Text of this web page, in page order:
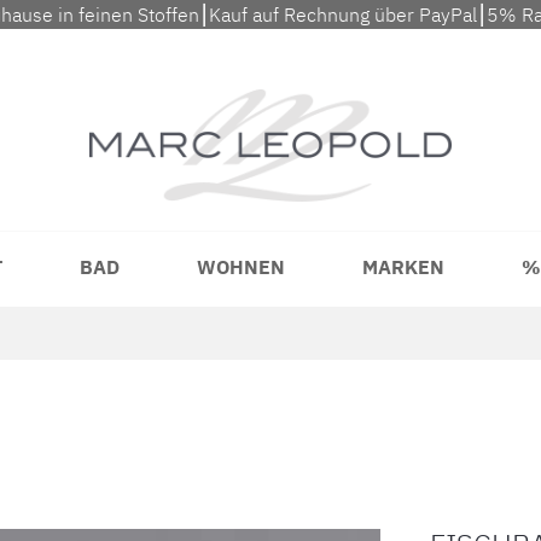
in feinen Stoffen⎮Kauf auf Rechnung über PayPal⎮5%
BAD WOHNEN MARKEN